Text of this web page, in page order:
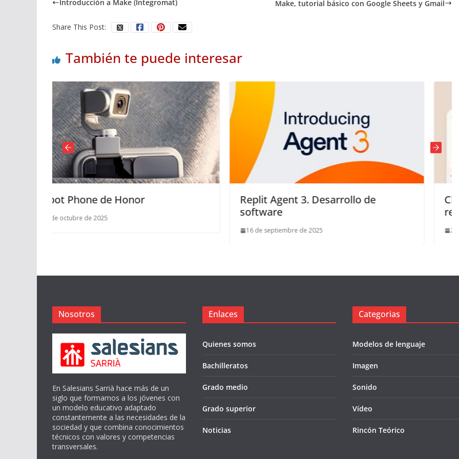
Introducción a Make (Integromat) Make, tutorial básico con Google Sheets y Gmail
Share This Post:
También te puede interesar
Replit Agent 3. Desarrollo de
Claude dispatch,
Nosotros
En Salesians Sarrià hace más de un
siglo que formamos a los jóvenes con
un modelo educativo adaptado
constantemente a las necesidades de la
sociedad y que combina conocimientos
técnicos con valores y competencias
transversales.
Enlaces
Quienes somos
Bachilleratos
Grado medio
Grado superior
Noticias
Categorias
Modelos de lenguaje
Imagen
Sonido
Vídeo
Rincón Teórico